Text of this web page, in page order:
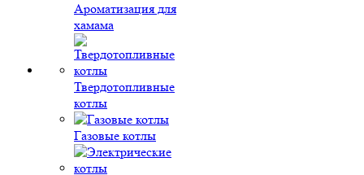
Ароматизация для
хамама
Твердотопливные
котлы
Газовые котлы